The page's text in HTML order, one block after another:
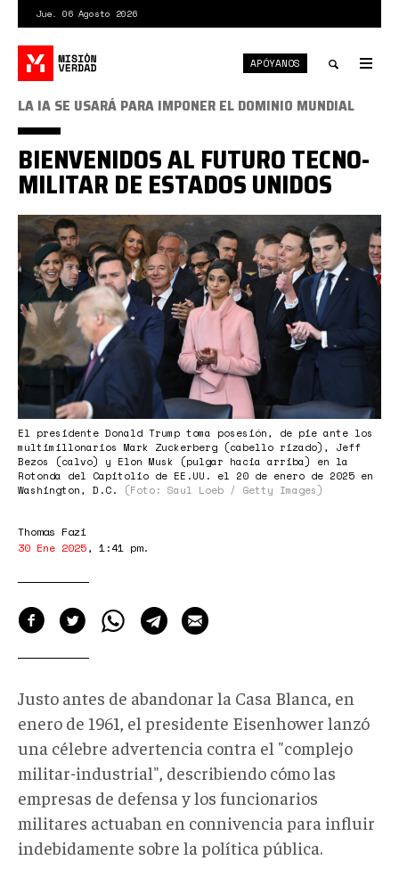
contenido
principal
Jue. 06 Agosto 2026
Toggle
APÓYANOS
oligarcas
big
tech.png
El presidente Donald Trump toma posesión, de pie ante los
multimillonarios Mark Zuckerberg (cabello rizado), Jeff
Bezos (calvo) y Elon Musk (pulgar hacia arriba) en la
Rotonda del Capitolio de EE.UU. el 20 de enero de 2025 en
Washington, D.C.
(Foto: Saul Loeb / Getty Images)
LA IA SE USARÁ PARA IMPONER EL DOMINIO MUNDIAL
BIENVENIDOS AL FUTURO TECNO-
MILITAR DE ESTADOS UNIDOS
Thomas Fazi
30 Ene 2025, 1:41 pm.
Justo antes de abandonar la Casa Blanca, en
enero de 1961, el presidente Eisenhower lanzó
una célebre advertencia contra el "complejo
militar-industrial", describiendo cómo las
empresas de defensa y los funcionarios
militares actuaban en connivencia para influir
indebidamente sobre la política pública.